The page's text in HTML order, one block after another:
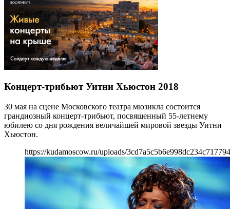
Концерт-трибьют Уитни Хьюстон 2018
30 мая на сцене Московского театра мюзикла состоится
грандиозный концерт-трибьют, посвященный 55-летнему
юбилею со дня рождения величайшей мировой звезды Уитни
Хьюстон.
https://kudamoscow.ru/uploads/